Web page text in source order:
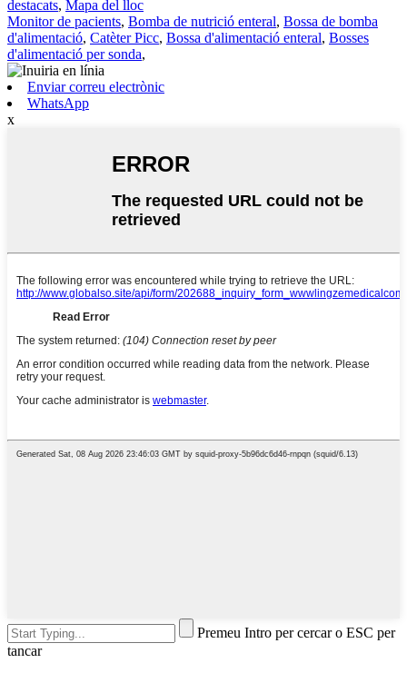
destacats, Mapa del lloc
Monitor de pacients, Bomba de nutrició enteral, Bossa de bomba
d'alimentació, Catèter Picc, Bossa d'alimentació enteral, Bosses
d'alimentació per sonda,
Enviar correu electrònic
WhatsApp
x
Premeu Intro per cercar o ESC per
tancar